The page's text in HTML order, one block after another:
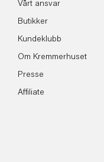
Vårt ansvar
Butikker
Kundeklubb
Om Kremmerhuset
Presse
Affiliate